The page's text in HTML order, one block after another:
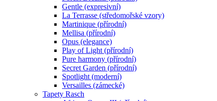
Gentle (expresivní)
La Terrasse (středomořské vzory)
Martinique (přírodní)
Mellisa (přírodní)
Opus (elegance)
Play of Light (přírodní)
Pure harmony (přírodní)
Secret Garden (přírodní)
Spotlight (moderní)
Versailles (zámecké)
Tapety Rasch